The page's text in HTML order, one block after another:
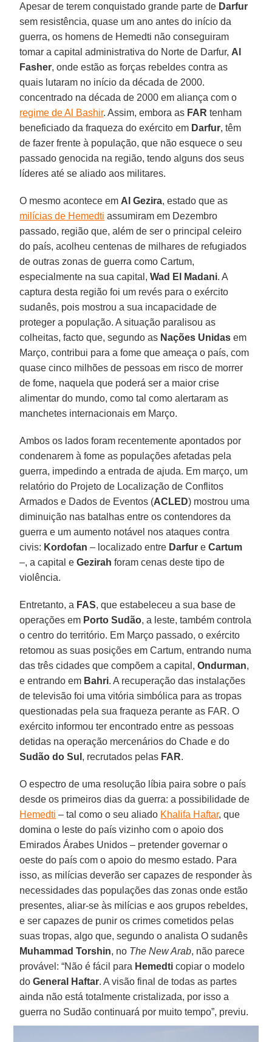
Apesar de terem conquistado grande parte de Darfur
sem resistência, quase um ano antes do início da
guerra, os homens de Hemedti não conseguiram
tomar a capital administrativa do Norte de Darfur, Al
Fasher, onde estão as forças rebeldes contra as
quais lutaram no início da década de 2000.
concentrado na década de 2000 em aliança com o
regime de Al Bashir. Assim, embora as FAR tenham
beneficiado da fraqueza do exército em Darfur, têm
de fazer frente à população, que não esquece o seu
passado genocida na região, tendo alguns dos seus
líderes até se aliado aos militares.
O mesmo acontece em Al Gezira, estado que as
milícias de Hemedti assumiram em Dezembro
passado, região que, além de ser o principal celeiro
do país, acolheu centenas de milhares de refugiados
de outras zonas de guerra como Cartum,
especialmente na sua capital,Wad El Madani. A
captura desta região foi um revés para o exército
sudanês, pois mostrou a sua incapacidade de
proteger a população. A situação paralisou as
colheitas, facto que, segundo as Nações Unidas em
Março, contribui para a fome que ameaça o país, com
quase cinco milhões de pessoas em risco de morrer
de fome, naquela que poderá ser a maior crise
alimentar do mundo, como tal como alertaram as
manchetes internacionais em Março.
Ambos os lados foram recentemente apontados por
condenarem à fome as populações afetadas pela
guerra, impedindo a entrada de ajuda. Em março, um
relatório do Projeto de Localização de Conflitos
Armados e Dados de Eventos (ACLED) mostrou uma
diminuição nas batalhas entre os contendores da
guerra e um aumento notável nos ataques contra
civis: Kordofan – localizado entre Darfur eCartum
–, a capital eGezirah foram cenas deste tipo de
violência.
Entretanto, a FAS, que estabeleceu a sua base de
operações em Porto Sudão, a leste, também controla
o centro do território. Em Março passado, o exército
retomou as suas posições em Cartum, entrando numa
das três cidades que compõem a capital,Ondurman,
e entrando em Bahri. A recuperação das instalações
de televisão foi uma vitória simbólica para as tropas
questionadas pela sua fraqueza perante as FAR. O
exército informou ter encontrado entre as pessoas
detidas na operação mercenários do Chade e do
Sudão do Sul , recrutados pelas FAR.
O espectro de uma resolução líbia paira sobre o país
desde os primeiros dias da guerra: a possibilidade de
Hemedti – tal como o seu aliado Khalifa Haftar, que
domina o leste do país vizinho com o apoio dos
Emirados Árabes Unidos – pretender governar o
oeste do país com o apoio do mesmo estado. Para
isso, as milícias deverão ser capazes de responder às
necessidades das populações das zonas onde estão
presentes, aliar-se às milícias e aos grupos rebeldes,
e ser capazes de punir os crimes cometidos pelas
suas tropas, algo que, segundo o analista O sudanês
Muhammad Torshin, no The New Arab, não parece
provável: “Não é fácil para Hemedti copiar o modelo
doGeneral Haftar. A visão final de todas as partes
ainda não está totalmente cristalizada, por isso a
guerra no Sudão continuará por muito tempo”, previu.